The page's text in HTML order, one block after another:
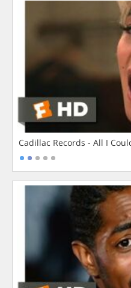
Cadillac Records - All I